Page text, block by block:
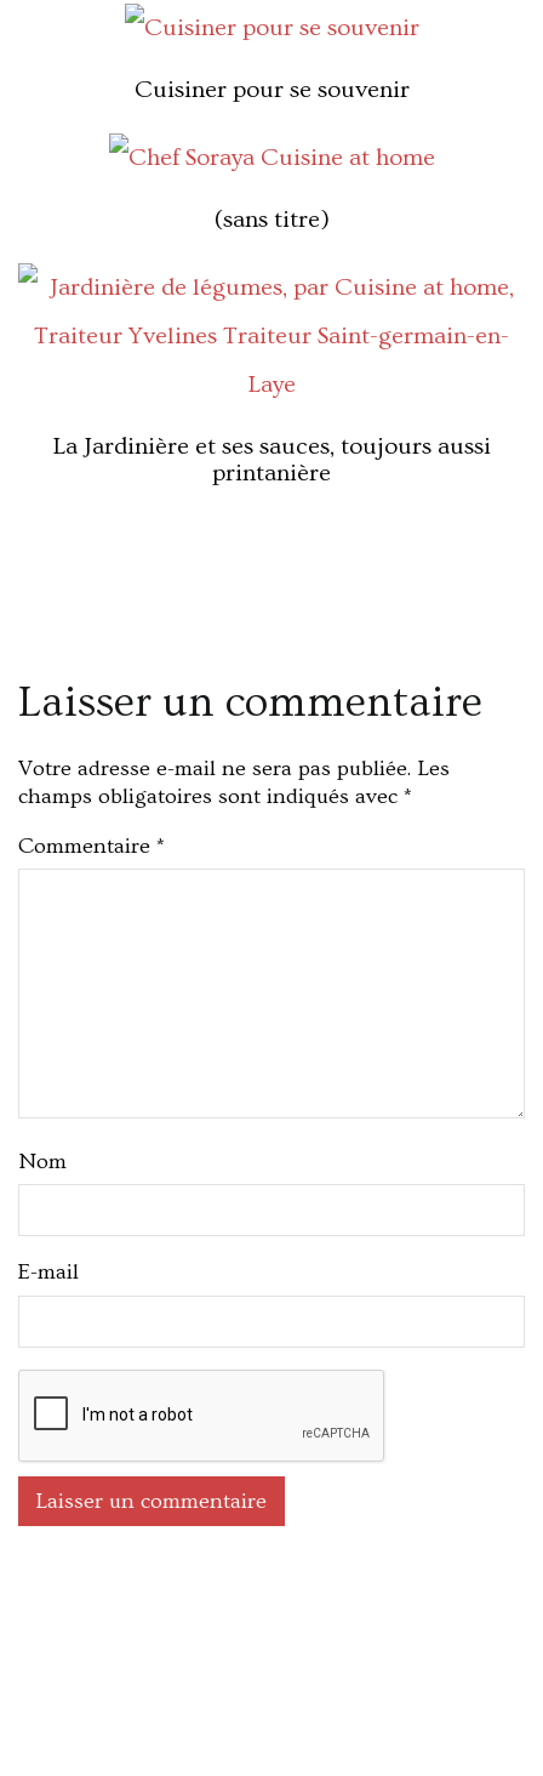
Cuisiner pour se souvenir
(sans titre)
La Jardinière et ses sauces, toujours aussi
printanière
Laisser un commentaire
Votre adresse e-mail ne sera pas publiée. Les
champs obligatoires sont indiqués avec *
Commentaire *
Nom
E-mail